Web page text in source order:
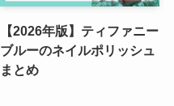
【2026年版】ティファニー
ブルーのネイルポリッシュ
まとめ